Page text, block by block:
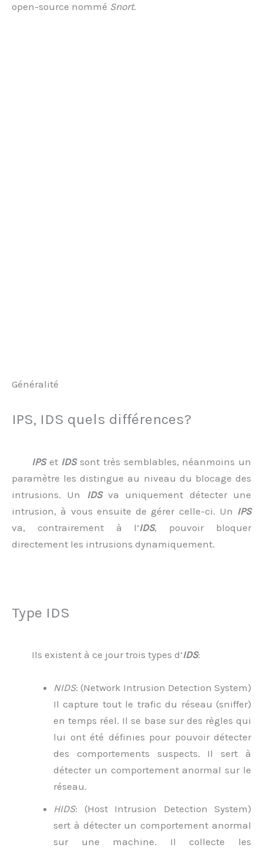
open-source nommé Snort.
Généralité
IPS, IDS quels différences?
IPSet IDSsont très semblables, néanmoins un
paramètre les distingue au niveau du blocage des
intrusions. Un
IDSva uniquement détecter une
intrusion, à vous ensuite de gérer celle-ci. Un IPS
va, contrairement à l’IDS, pouvoir bloquer
directement les intrusions dynamiquement.
Type IDS
Ils existent à ce jour trois types d’IDS:
NIDS: (Network Intrusion Detection System)
Il capture tout le trafic du réseau (sniffer)
en temps réel. Il se base sur des règles qui
lui ont été définies pour pouvoir détecter
des comportements suspects. Il sert à
détecter un comportement anormal sur le
réseau.
HIDS: (Host Intrusion Detection System)
sert à détecter un comportement anormal
sur une machine. Il collecte les